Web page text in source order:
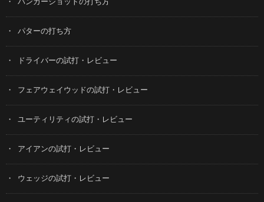
バンカーショットの打ち方
パターの打ち方
ドライバーの試打・レビュー
フェアウェイウッドの試打・レビュー
ユーティリティの試打・レビュー
アイアンの試打・レビュー
ウェッジの試打・レビュー